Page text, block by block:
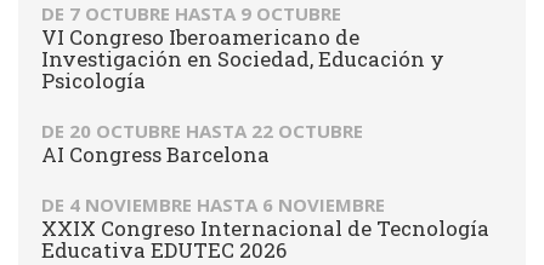
DE 7 OCTUBRE HASTA 9 OCTUBRE
VI Congreso Iberoamericano de
Investigación en Sociedad, Educación y
Psicología
DE 20 OCTUBRE HASTA 22 OCTUBRE
AI Congress Barcelona
DE 4 NOVIEMBRE HASTA 6 NOVIEMBRE
XXIX Congreso Internacional de Tecnología
Educativa EDUTEC 2026